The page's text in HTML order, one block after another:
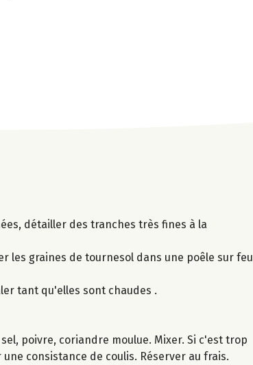
détailler des tranches très fines à la
les graines de tournesol dans une poêle sur feu
tant qu'elles sont chaudes .
poivre, coriandre moulue. Mixer. Si c'est trop
consistance de coulis. Réserver au frais.